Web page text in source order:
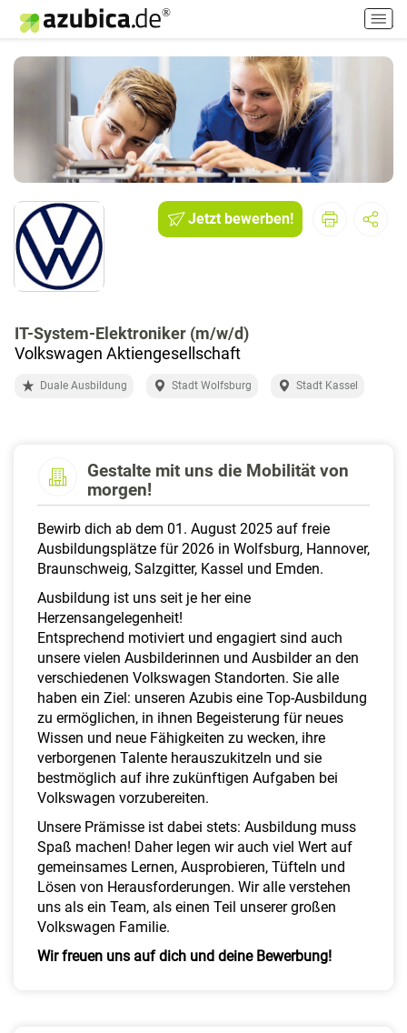
H
a
u
i
Jetzt bewerben!
IT-System-Elektroniker (m/w/d)
Volkswagen Aktiengesellschaft
Duale Ausbildung Stadt Wolfsburg Stadt Kassel
Gestalte mit uns die Mobilität von
morgen!
Bewirb dich ab dem 01. August 2025 auf freie
Ausbildungsplätze für 2026 in Wolfsburg, Hannover,
Braunschweig, Salzgitter, Kassel und Emden.
Ausbildung ist uns seit je her eine
Herzensangelegenheit!
Entsprechend motiviert und engagiert sind auch
unsere vielen Ausbilderinnen und Ausbilder an den
verschiedenen Volkswagen Standorten. Sie alle
haben ein Ziel: unseren Azubis eine Top-Ausbildung
zu ermöglichen, in ihnen Begeisterung für neues
Wissen und neue Fähigkeiten zu wecken, ihre
verborgenen Talente herauszukitzeln und sie
bestmöglich auf ihre zukünftigen Aufgaben bei
Volkswagen vorzubereiten.
Unsere Prämisse ist dabei stets: Ausbildung muss
Spaß machen! Daher legen wir auch viel Wert auf
gemeinsames Lernen, Ausprobieren, Tüfteln und
Lösen von Herausforderungen. Wir alle verstehen
uns als ein Team, als einen Teil unserer großen
Volkswagen Familie.
Wir freuen uns auf dich und deine Bewerbung!